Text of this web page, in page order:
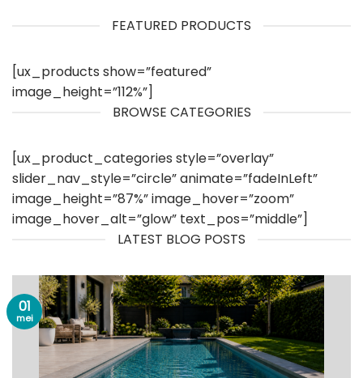
FEATURED PRODUCTS
[ux_products show=”featured”
image_height=”112%”]
BROWSE CATEGORIES
[ux_product_categories style=”overlay”
slider_nav_style=”circle” animate=”fadeInLeft”
image_height=”87%” image_hover=”zoom”
image_hover_alt=”glow” text_pos=”middle”]
LATEST BLOG POSTS
01
mei